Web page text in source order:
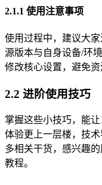
2.1.1 使用注意事项
使用过程中，建议大
源版本与自身设备/环
修改核心设置，避免资
2.2 进阶使用技巧
掌握这些小技巧，能
体验更上一层楼，技
多相关干货，感兴趣
教程。